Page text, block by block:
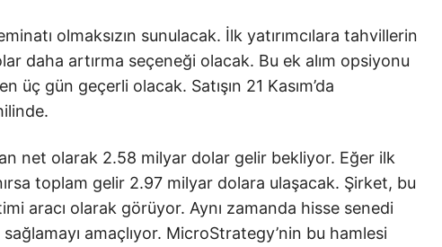
olmaksızın sunulacak. İlk yatırımcılara tahvillerin
daha artırma seçeneği olacak. Bu ek alım opsiyonu
gün geçerli olacak. Satışın 21 Kasım’da
net olarak 2.58 milyar dolar gelir bekliyor. Eğer ilk
toplam gelir 2.97 milyar dolara ulaşacak. Şirket, bu
aracı olarak görüyor. Aynı zamanda hisse senedi
amaçlıyor. MicroStrategy’nin bu hamlesi